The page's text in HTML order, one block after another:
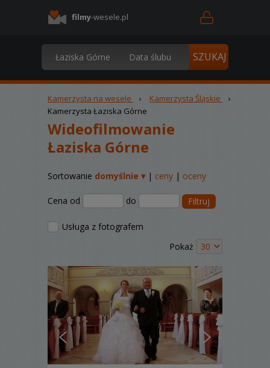
filmy-wesele.pl
Kamerzysta na wesele › Kamerzysta Śląskie
›
Kamerzysta Łaziska Górne
Wideofilmowanie
Łaziska Górne
Sortowanie domyślnie ▾| ceny | oceny
Cena od do Filtruj
Usługa z fotografem
Pokaż